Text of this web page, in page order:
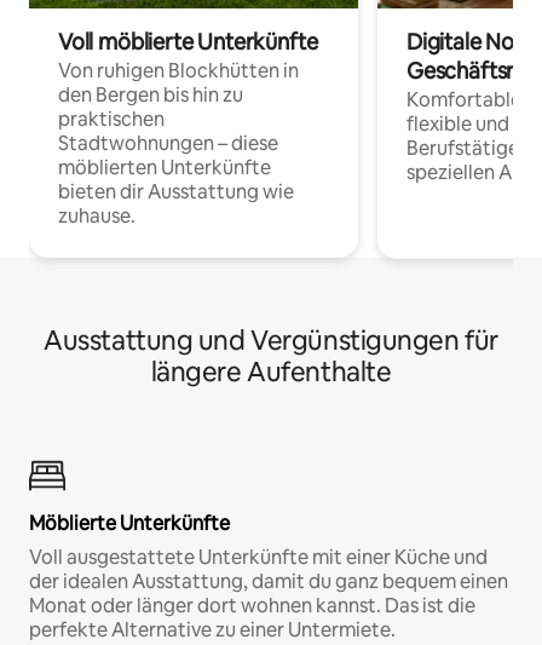
Voll möblierte Unterkünfte
Von ruhigen Blockhütten in
den Bergen bis hin zu
praktischen
Stadtwohnungen – diese
möblierten Unterkünfte
bieten dir Ausstattung wie
zuhause.
Digitale
Komfortable
flexible und
Berufstätige
speziellen
Ausstattung und Vergünstigungen für
längere Aufenthalte
Möblierte Unterkünfte
Voll ausgestattete Unterkünfte mit einer Küche und
der idealen Ausstattung, damit du ganz bequem einen
Monat oder länger dort wohnen kannst. Das ist die
perfekte Alternative zu einer Untermiete.